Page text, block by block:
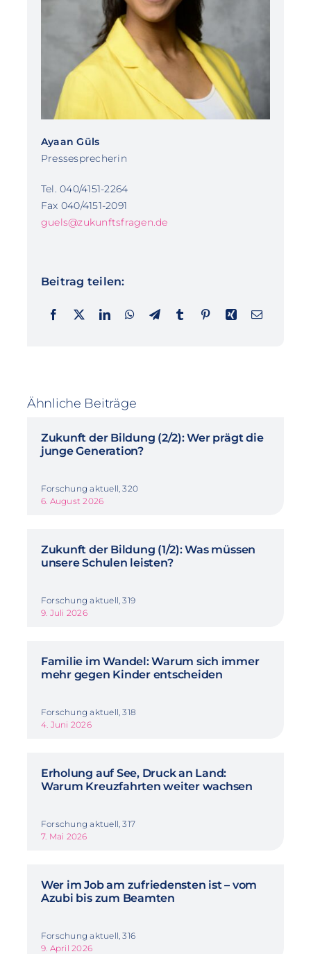
Ayaan Güls
Pressesprecherin
Tel. 040/4151-2264
Fax 040/4151-2091
guels@zukunftsfragen.de
Beitrag teilen:
Ähnliche Beiträge
Zukunft der Bildung (2/2): Wer prägt die
junge Generation?
Forschung aktuell, 320
6. August 2026
Zukunft der Bildung (1/2): Was müssen
unsere Schulen leisten?
Forschung aktuell, 319
9. Juli 2026
Familie im Wandel: Warum sich immer
mehr gegen Kinder entscheiden
Forschung aktuell, 318
4. Juni 2026
Erholung auf See, Druck an Land:
Warum Kreuzfahrten weiter wachsen
Forschung aktuell, 317
7. Mai 2026
Wer im Job am zufriedensten ist – vom
Azubi bis zum Beamten
Forschung aktuell, 316
9. April 2026